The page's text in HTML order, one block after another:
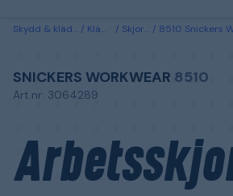
Skydd & kläder Kläder Skjortor 8510 Snickers
SNICKERS WORKWEAR 8510
Art.nr: 3064289